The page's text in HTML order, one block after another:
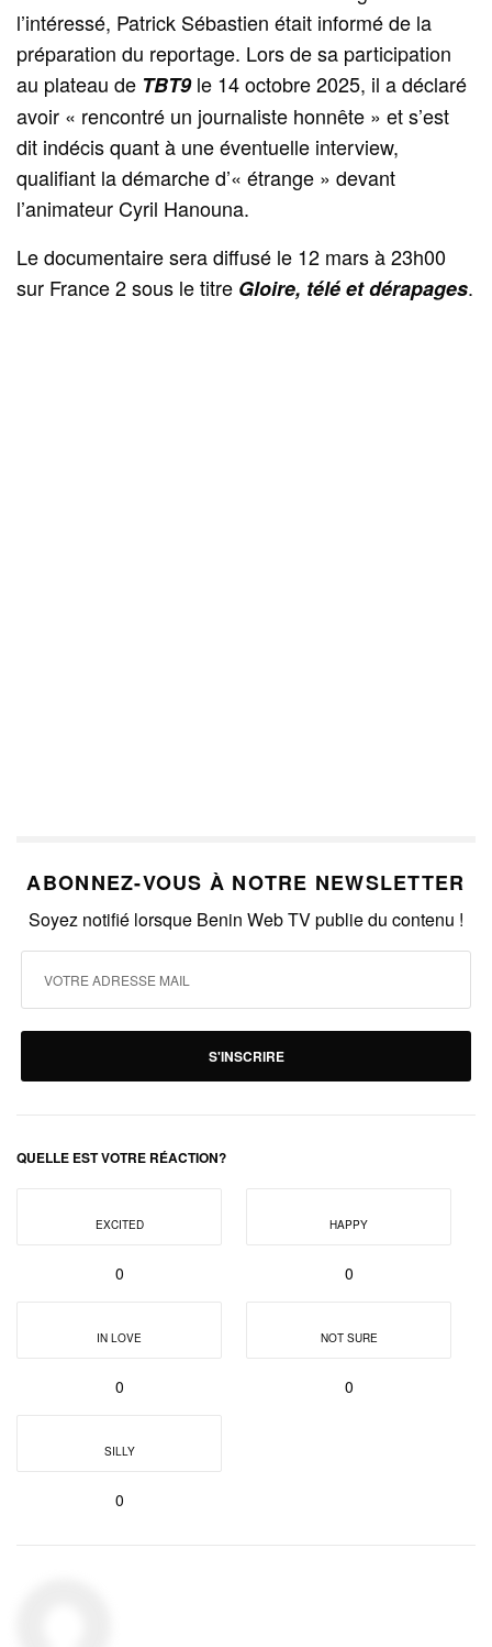
l’intéressé, Patrick Sébastien était informé de la
préparation du reportage. Lors de sa participation
au plateau de TBT9le 14 octobre 2025, il a déclaré
avoir « rencontré un journaliste honnête » et s’est
dit indécis quant à une éventuelle interview,
qualifiant la démarche d’« étrange » devant
l’animateur Cyril Hanouna.
Le documentaire sera diffusé le 12 mars à 23h00
sur France 2 sous le titre Gloire, télé et dérapages.
ABONNEZ-VOUS À NOTRE NEWSLETTER
Soyez notifié lorsque Benin Web TV publie du contenu !
S'INSCRIRE
QUELLE EST VOTRE RÉACTION?
EXCITED
0
HAPPY
0
IN LOVE
0
NOT SURE
0
SILLY
0